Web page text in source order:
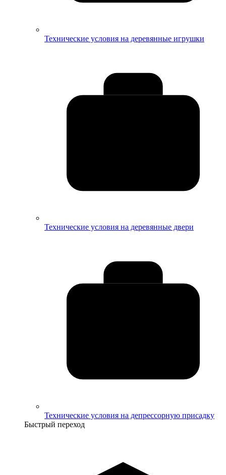
Технические условия на деревянные игрушки
Технические условия на деревянные двери
Технические условия на депрессорную присадку
Быстрый переход